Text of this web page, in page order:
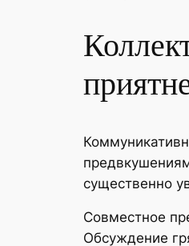
существенно
Совместное
Обсуждение